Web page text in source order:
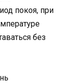
покоя, при
без